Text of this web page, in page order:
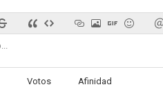
Votos Afinidad